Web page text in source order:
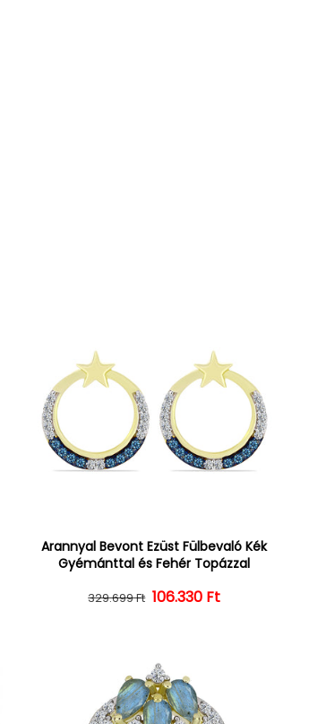
Arannyal Bevont Ezüst Fülbevaló Kék
Gyémánttal és Fehér Topázzal
Normál ár
329.699 Ft Kedvezményes ár
106.330 Ft